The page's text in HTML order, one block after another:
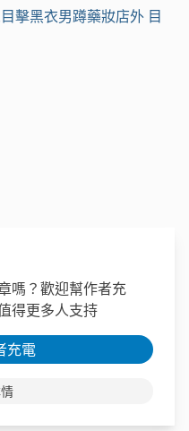
擊黑衣男蹲藥妝店外 目
嗎？歡迎幫作者充
得更多人支持
充電